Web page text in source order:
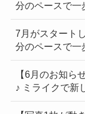
分のペースで一
7月がスタート
分のペースで一
【6月のお知ら
♪ ミライクで新